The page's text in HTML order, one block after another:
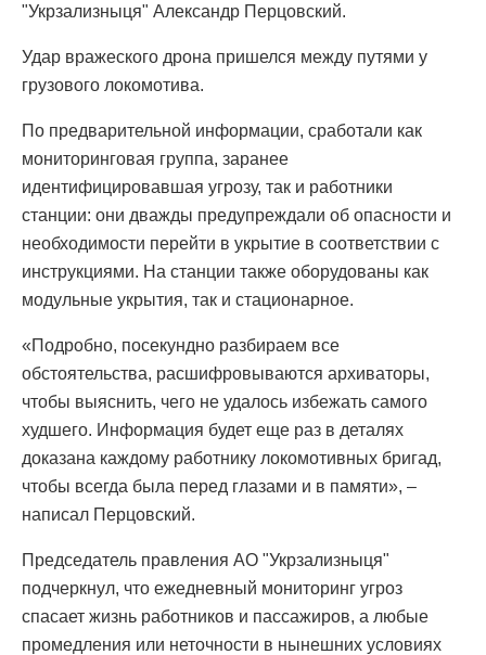
"Укрзализныця" Александр Перцовский.
Удар вражеского дрона пришелся между путями у
грузового локомотива.
По предварительной информации, сработали как
мониторинговая группа, заранее
идентифицировавшая угрозу, так и работники
станции: они дважды предупреждали об опасности и
необходимости перейти в укрытие в соответствии с
инструкциями. На станции также оборудованы как
модульные укрытия, так и стационарное.
«Подробно, посекундно разбираем все
обстоятельства, расшифровываются архиваторы,
чтобы выяснить, чего не удалось избежать самого
худшего. Информация будет еще раз в деталях
доказана каждому работнику локомотивных бригад,
чтобы всегда была перед глазами и в памяти», –
написал Перцовский.
Председатель правления АО "Укрзализныця"
подчеркнул, что ежедневный мониторинг угроз
спасает жизнь работников и пассажиров, а любые
промедления или неточности в нынешних условиях